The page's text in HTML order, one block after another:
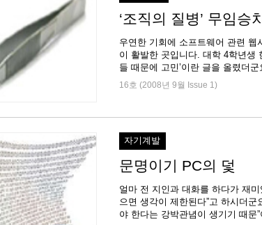
‘조직의 질병’ 무임승
우연한 기회에 소프트웨어 관련
이 활발한 곳입니다. 대학 4학년생
16호 (2008년 9월 Issue 1)
자기계발
문명이기 PC의 덫
얼마 전 지인과 대화를 하다가 재
으면 생각이 제한된다”고 하시더